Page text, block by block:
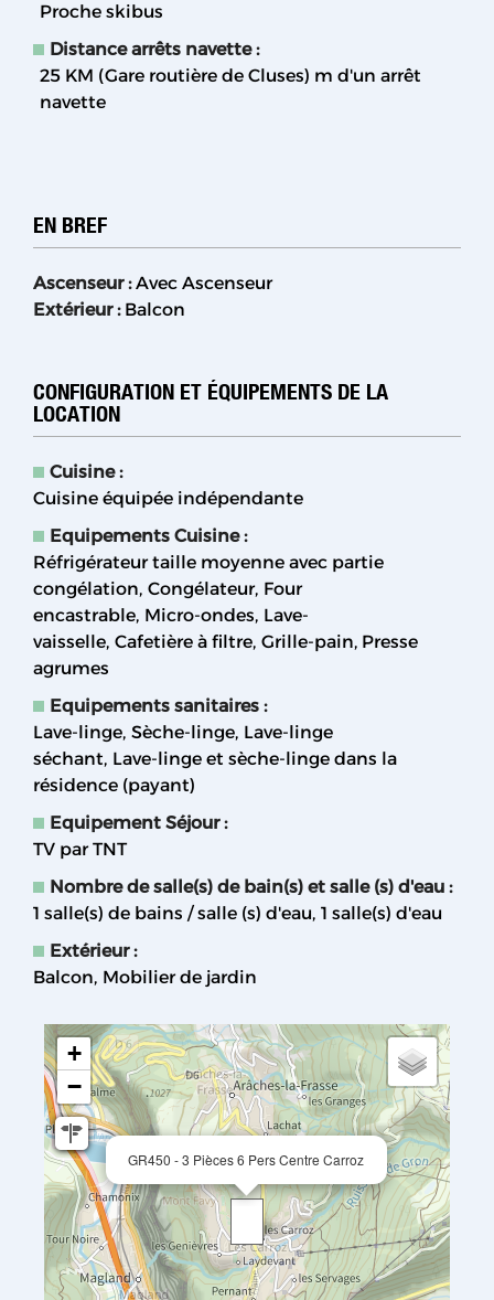
Proche skibus
Distance arrêts navette :
25 KM (Gare routière de Cluses) m d'un arrêt
navette
EN BREF
Ascenseur: Avec Ascenseur
Extérieur: Balcon
CONFIGURATION ET ÉQUIPEMENTS DE LA
LOCATION
Cuisine:
Cuisine équipée indépendante
Equipements Cuisine:
Réfrigérateur taille moyenne avec partie
congélation Congélateur Four
encastrable Micro-ondes Lave-
vaisselle Cafetière à filtre Grille-pain Presse
agrumes
Equipements sanitaires :
Lave-linge Sèche-linge Lave-linge
séchant Lave-linge et sèche-linge dans la
résidence (payant)
Equipement Séjour:
TV par TNT
Nombre de salle(s) de bain(s) et salle (s) d'eau :
1 salle(s) de bains / salle (s) d'eau 1 salle(s) d'eau
Extérieur:
Balcon Mobilier de jardin
GR450 - 3 Pièces 6 Pers Centre Carroz
+
−